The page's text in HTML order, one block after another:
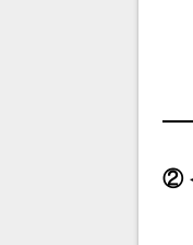
②